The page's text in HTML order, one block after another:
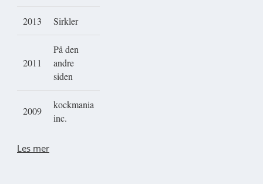
2013 Sirkler
2011
På den
andre
siden
2009
kockmania
inc.
Les mer